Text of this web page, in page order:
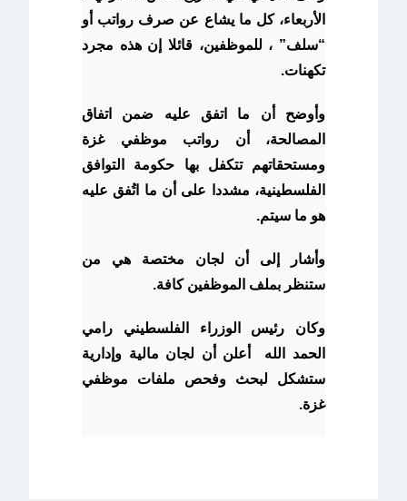
الأربعاء، كل ما يشاع عن صرف رواتب أو
“سلف” ، للموظفين، قائلا إن هذه مجرد
تكهنات.
وأوضح أن ما اتفق عليه ضمن اتفاق
المصالحة، أن رواتب موظفي غزة
ومستحقاتهم تتكفل بها حكومة التوافق
الفلسطينية، مشددا على أن ما اتُفق عليه
هو ما سيتم.
وأشار إلى أن لجان مختصة هي من
ستنظر بملف الموظفين كافة.
وكان رئيس الوزراء الفلسطيني رامي
الحمد الله أعلن أن لجان مالية وإدارية
ستشكل لبحث وفحص ملفات موظفي
غزة.